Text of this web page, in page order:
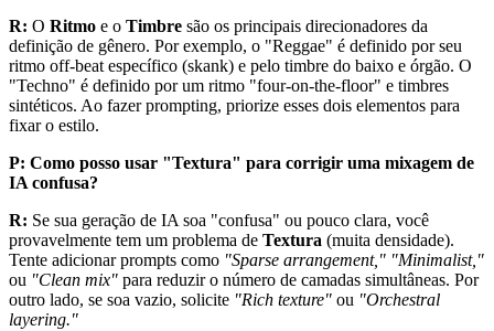
R: O Ritmo e o Timbre são os principais direcionadores da
definição de gênero. Por exemplo, o "Reggae" é definido por seu
ritmo off-beat específico (skank) e pelo timbre do baixo e órgão. O
"Techno" é definido por um ritmo "four-on-the-floor" e timbres
sintéticos. Ao fazer prompting, priorize esses dois elementos para
fixar o estilo.
P: Como posso usar "Textura" para corrigir uma mixagem de
IA confusa?
R: Se sua geração de IA soa "confusa" ou pouco clara, você
provavelmente tem um problema de Textura (muita densidade).
Tente adicionar prompts como "Sparse arrangement," "Minimalist,"
ou "Clean mix" para reduzir o número de camadas simultâneas. Por
outro lado, se soa vazio, solicite "Rich texture" ou "Orchestral
layering."